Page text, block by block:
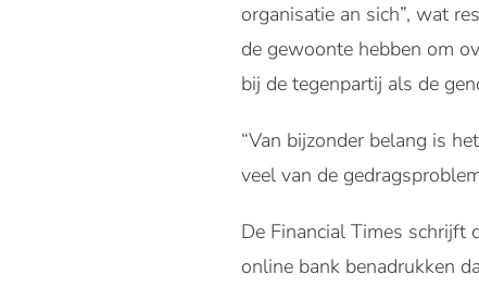
organisatie an sich”, wat
de gewoonte hebben om
bij de tegenpartij als de
“Van bijzonder belang is
veel van de
De Financial Times schrijft
online bank benadrukken